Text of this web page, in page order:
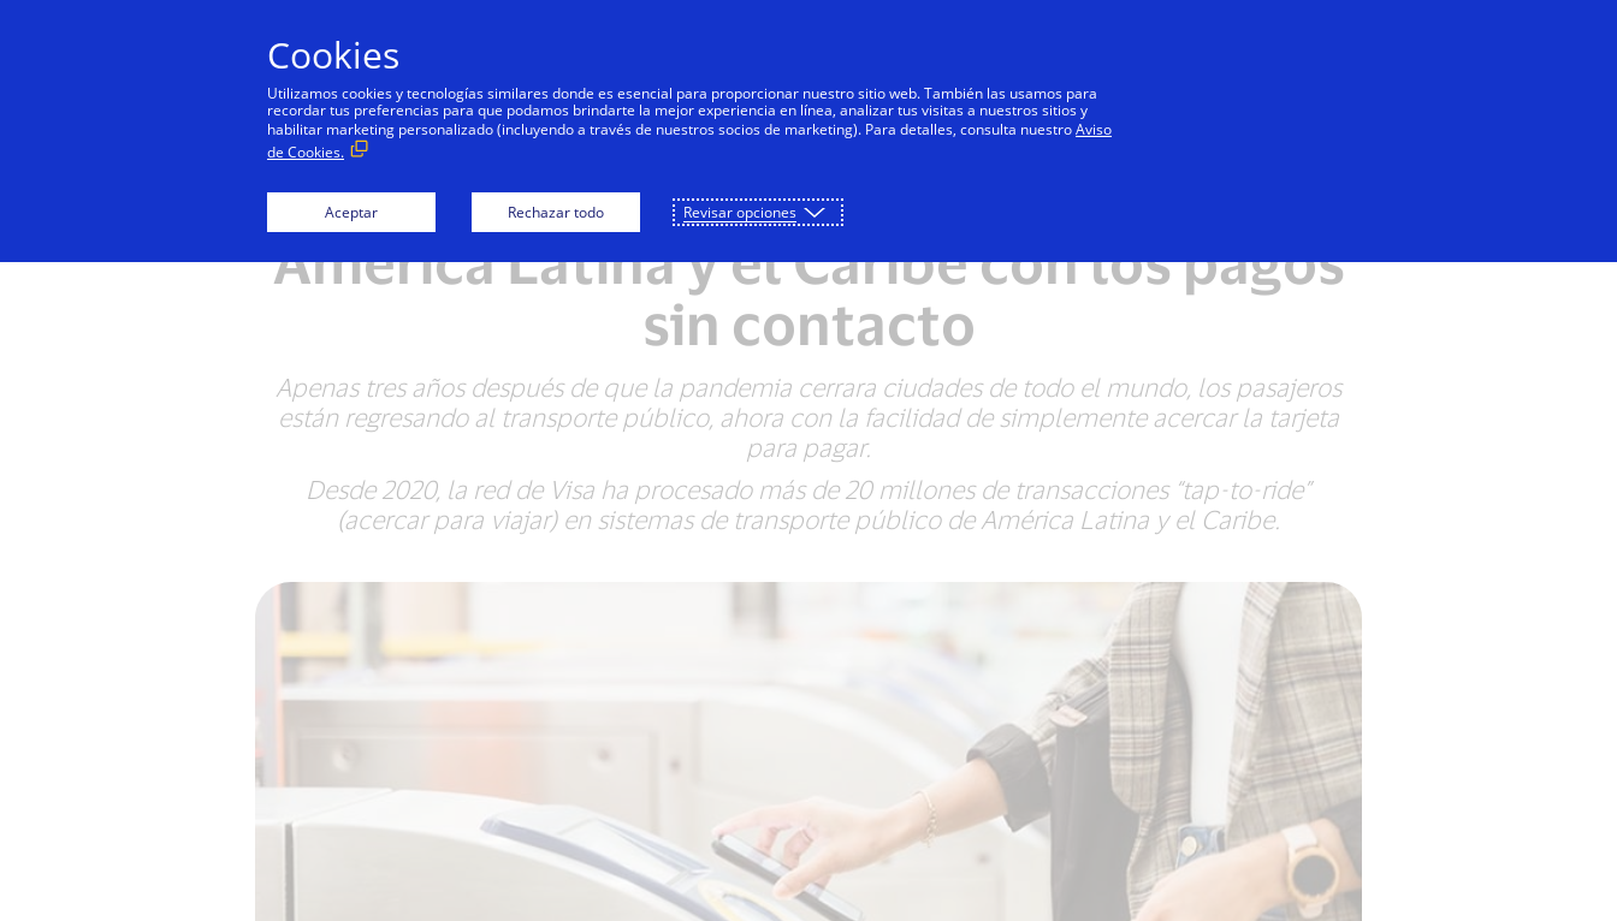
Personas Negocios Innovadores Todos
El transporte público despega en
América Latina y el Caribe con los pagos
sin contacto
Apenas tres años después de que la pandemia cerrara ciudades de todo el mundo, los pasajeros
están regresando al transporte público, ahora con la facilidad de simplemente acercar la tarjeta
para pagar.
Desde 2020, la red de Visa ha procesado más de 20 millones de transacciones “tap-to-ride”
(acercar para viajar) en sistemas de transporte público de América Latina y el Caribe.
Cookies
Utilizamos cookies y tecnologías similares donde es esencial para proporcionar nuestro sitio web. También las usamos para
recordar tus preferencias para que podamos brindarte la mejor experiencia en línea, analizar tus visitas a nuestros sitios y
habilitar marketing personalizado (incluyendo a través de nuestros socios de marketing). Para detalles, consulta nuestroAviso
de Cookies.
Aceptar Rechazar todo Revisar opciones